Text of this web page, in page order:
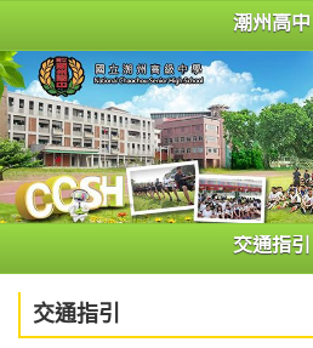
潮州高中
交通指引
交通指引